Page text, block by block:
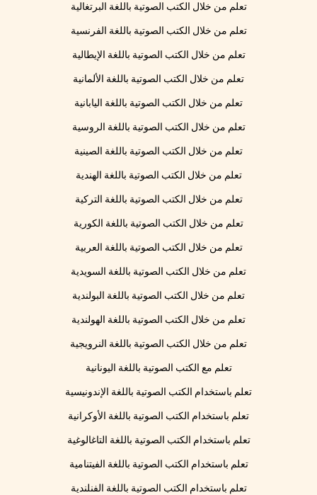
تعلم من خلال الكتب الصوتية باللغة البرتغالية
تعلم من خلال الكتب الصوتية باللغة الفرنسية
تعلم من خلال الكتب الصوتية باللغة الإيطالية
تعلم من خلال الكتب الصوتية باللغة الألمانية
تعلم من خلال الكتب الصوتية باللغة اليابانية
تعلم من خلال الكتب الصوتية باللغة الروسية
تعلم من خلال الكتب الصوتية باللغة الصينية
تعلم من خلال الكتب الصوتية باللغة الهندية
تعلم من خلال الكتب الصوتية باللغة التركية
تعلم من خلال الكتب الصوتية باللغة الكورية
تعلم من خلال الكتب الصوتية باللغة العربية
تعلم من خلال الكتب الصوتية باللغة السويدية
تعلم من خلال الكتب الصوتية باللغة البولندية
تعلم من خلال الكتب الصوتية باللغة الهولندية
تعلم من خلال الكتب الصوتية باللغة النرويجية
تعلم مع الكتب الصوتية باللغة اليونانية
تعلم باستخدام الكتب الصوتية باللغة الإندونيسية
تعلم باستخدام الكتب الصوتية باللغة الأوكرانية
تعلم باستخدام الكتب الصوتية باللغة التاغالوغية
تعلم باستخدام الكتب الصوتية باللغة الفيتنامية
تعلم باستخدام الكتب الصوتية باللغة الفنلندية